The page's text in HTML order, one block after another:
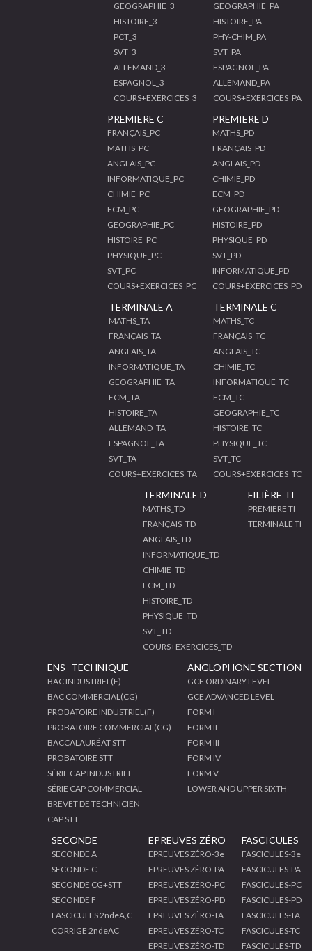
GEOGRAPHIE_3
HISTOIRE_3
PCT_3
SVT_3
ALLEMAND_3
ESPAGNOL_3
COURS+EXERCICES_3
GEOGRAPHIE_PA
HISTOIRE_PA
PHY-CHIM_PA
SVT_PA
ESPAGNOL_PA
ALLEMAND_PA
COURS+EXERCICES_PA
PREMIERE C
FRANÇAIS_PC
MATHS_PC
ANGLAIS_PC
INFORMATIQUE_PC
CHIMIE_PC
ECM_PC
GEOGRAPHIE_PC
HISTOIRE_PC
PHYSIQUE_PC
SVT_PC
COURS+EXERCICES_PC
PREMIERE D
MATHS_PD
FRANÇAIS_PD
ANGLAIS_PD
CHIMIE_PD
ECM_PD
GEOGRAPHIE_PD
HISTOIRE_PD
PHYSIQUE_PD
SVT_PD
INFORMATIQUE_PD
COURS+EXERCICES_PD
TERMINALE A
MATHS_TA
FRANÇAIS_TA
ANGLAIS_TA
INFORMATIQUE_TA
GEOGRAPHIE_TA
ECM_TA
HISTOIRE_TA
ALLEMAND_TA
ESPAGNOL_TA
SVT_TA
COURS+EXERCICES_TA
TERMINALE C
MATHS_TC
FRANÇAIS_TC
ANGLAIS_TC
CHIMIE_TC
INFORMATIQUE_TC
ECM_TC
GEOGRAPHIE_TC
HISTOIRE_TC
PHYSIQUE_TC
SVT_TC
COURS+EXERCICES_TC
TERMINALE D
MATHS_TD
FRANÇAIS_TD
ANGLAIS_TD
INFORMATIQUE_TD
CHIMIE_TD
ECM_TD
HISTOIRE_TD
PHYSIQUE_TD
SVT_TD
COURS+EXERCICES_TD
FILIÈRE TI
PREMIERE TI
TERMINALE TI
ENS- TECHNIQUE
BAC INDUSTRIEL(F)
BAC COMMERCIAL(CG)
PROBATOIRE INDUSTRIEL(F)
PROBATOIRE COMMERCIAL(CG)
BACCALAURÉAT STT
PROBATOIRE STT
SÉRIE CAP INDUSTRIEL
SÉRIE CAP COMMERCIAL
BREVET DE TECHNICIEN
CAP STT
ANGLOPHONE SECTION
GCE ORDINARY LEVEL
GCE ADVANCED LEVEL
FORM I
FORM II
FORM III
FORM IV
FORM V
LOWER AND UPPER SIXTH
SECONDE
SECONDE A
SECONDE C
SECONDE CG+STT
SECONDE F
FASCICULES 2ndeA,C
CORRIGE 2ndeAC
EPREUVES ZÉRO
EPREUVES ZÉRO-3e
EPREUVES ZÉRO-PA
EPREUVES ZÉRO-PC
EPREUVES ZÉRO-PD
EPREUVES ZÉRO-TA
EPREUVES ZÉRO-TC
EPREUVES ZÉRO-TD
FASCICULES
FASCICULES-3e
FASCICULES-PA
FASCICULES-PC
FASCICULES-PD
FASCICULES-TA
FASCICULES-TC
FASCICULES-TD